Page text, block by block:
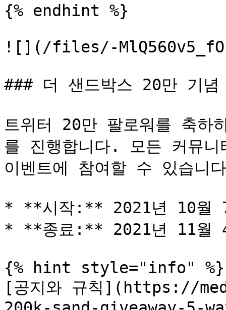
{% endhint %}
![](/files/-
### 더 샌드박스 20만 기념
트위터 20만 팔로워를 축하
를 진행합니다. 모든 커뮤
이벤트에 참여할 수 있습니
* **시작:** 2021년 10월
* **종료:** 2021년 11월
{% hint style="info" %}
[공지와 규칙](https://